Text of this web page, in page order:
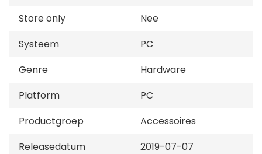
Store only
Nee
Systeem
PC
Genre
Hardware
Platform
PC
Productgroep
Accessoires
Releasedatum
2019-07-07